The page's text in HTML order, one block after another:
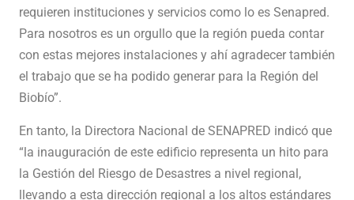
requieren instituciones y servicios como lo es Senapred.
Para nosotros es un orgullo que la región pueda contar
con estas mejores instalaciones y ahí agradecer también
el trabajo que se ha podido generar para la Región del
Biobío”.
En tanto, la Directora Nacional de SENAPRED indicó que
“la inauguración de este edificio representa un hito para
la Gestión del Riesgo de Desastres a nivel regional,
llevando a esta dirección regional a los altos estándares